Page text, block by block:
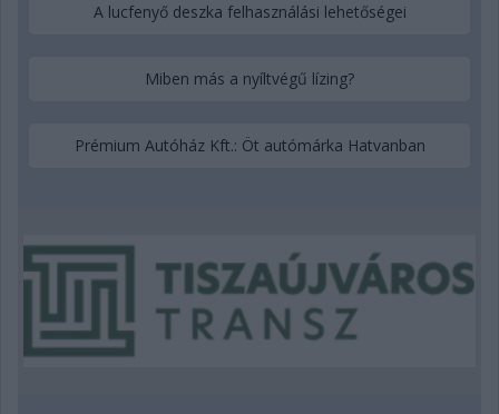
A lucfenyő deszka felhasználási lehetőségei
Miben más a nyíltvégű lízing?
Prémium Autóház Kft.: Öt autómárka Hatvanban